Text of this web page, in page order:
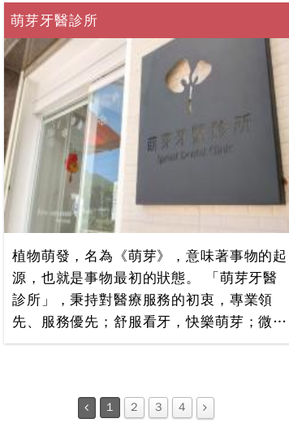
們的服務項目包括：家庭牙科專科、植牙專
科、牙周補綴、兒童專科及特殊需求門診
等。「鴻亞牙醫診所」由吳慶源院長率領多
位專科醫師，提供最專業的植牙專科、兒童
專科更有特殊需求門診服務，為身心障礙、
長期照護需求、罹患特殊全身性重大傷病、
發展遲緩兒童、有嚴重看牙恐懼等特殊需求
族群提供牙科醫療服務 全家人的口腔健
康，請放心交給鴻亞牙醫診所！歡迎您一同
來鴻亞牙醫親身感受多位專科醫師的專業服
務!
萌芽牙醫診所
植物萌發，名為《萌芽》，意味著事物的起
源，也就是事物最初的狀態。 「萌芽牙醫
診所」，秉持對醫療服務的初衷，專業領
先、服務優先；舒服看牙，快樂萌芽；微笑
看牙，自信萌芽。 同時，我們關懷深入社
開創者。健康之路，萌芽起步；口腔健康，
1 2 3 4